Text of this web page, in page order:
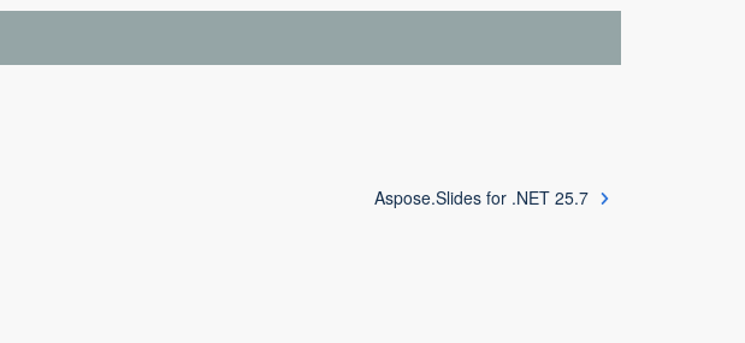
Aspose.Slides for .NET 25.7